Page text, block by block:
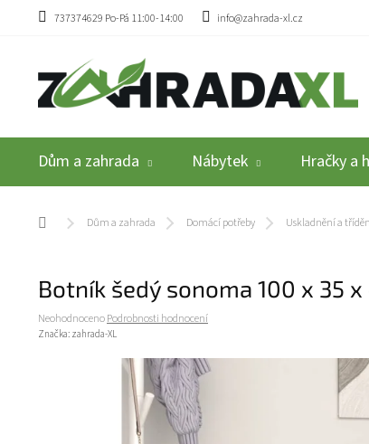
Přejít na obsah
737374629 Po-Pá 11:00-14:00 info@zahrada-xl.cz
Dům a zahrada Nábytek Hračky a
Domů Dům a zahrada Domácí potřeby Uskladnění a
Botník šedý sonoma 100 x 35
Průměrné hodnocení produktu je 0,0 z 5 hvězdiček.
NeohodnocenoPodrobnosti hodnocení
Značka: zahrada-XL